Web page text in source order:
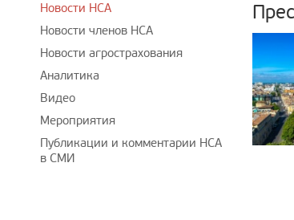
Новости НСА
Новости членов НСА
Новости агрострахования
Аналитика
Видео
Мероприятия
Публикации и комментарии НСА
в СМИ